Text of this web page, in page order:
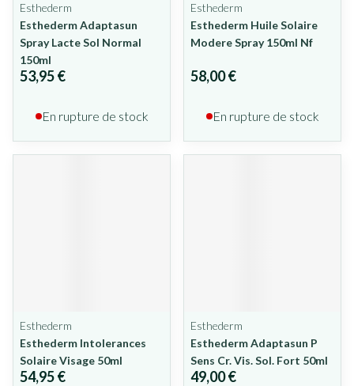
Esthederm
Esthederm Adaptasun
Spray Lacte Sol Normal
150ml
53,95 €
En rupture de stock
Esthederm
Esthederm Huile Solaire
Modere Spray 150ml Nf
58,00 €
En rupture de stock
Esthederm
Esthederm Intolerances
Solaire Visage 50ml
54,95 €
Esthederm
Esthederm Adaptasun P
Sens Cr. Vis. Sol. Fort 50ml
49,00 €